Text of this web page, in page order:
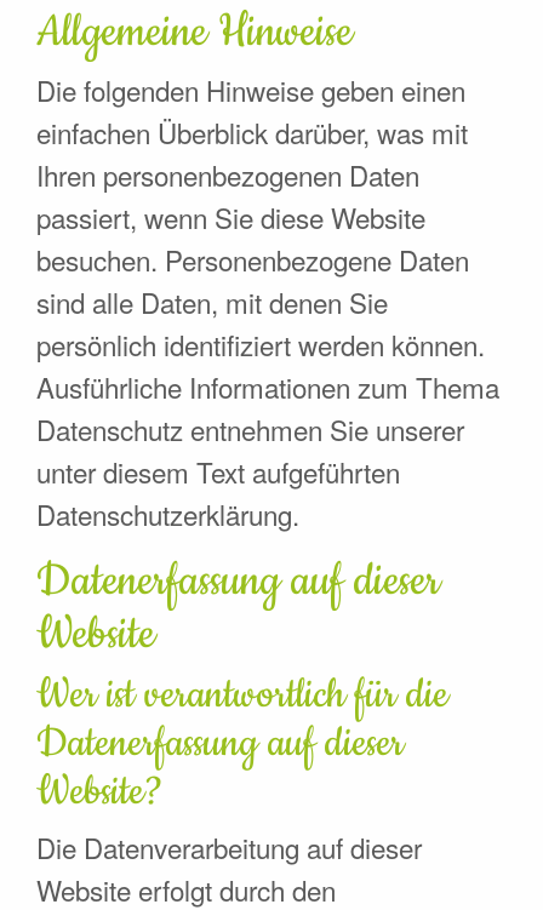
Allgemeine Hinweise
Die folgenden Hinweise geben einen
einfachen Überblick darüber, was mit
Ihren personenbezogenen Daten
passiert, wenn Sie diese Website
besuchen. Personenbezogene Daten
sind alle Daten, mit denen Sie
persönlich identifiziert werden können.
Ausführliche Informationen zum Thema
Datenschutz entnehmen Sie unserer
unter diesem Text aufgeführten
Datenschutzerklärung.
Datenerfassung auf dieser
Website
Wer ist verantwortlich für die
Datenerfassung auf dieser
Website?
Die Datenverarbeitung auf dieser
Website erfolgt durch den